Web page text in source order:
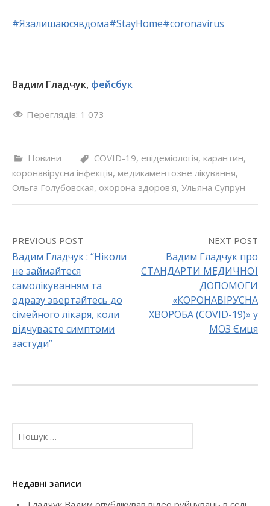
#Язалишаюсявдома#StayHome#coronavirus
Вадим Гладчук, фейсбук
Переглядів: 1 073
Новини COVID-19, епідеміологія, карантин,
коронавірусна інфекція, медикаментозне лікування,
Ольга Голубовская, охорона здоров'я, Ульяна Супрун
P
o
s
t
v
i
a
PREVIOUS POST
Вадим Гладчук : “Ніколи
не займайтеся
самолікуванням та
одразу звертайтесь до
сімейного лікаря, коли
відчуваєте симптоми
застуди”
NEXT POST
Вадим Гладчук про
СТАНДАРТИ МЕДИЧНОЇ
ДОПОМОГИ
«КОРОНАВІРУСНА
ХВОРОБА (COVID-19)» у
МОЗ Ємця
П
кНедавні записи